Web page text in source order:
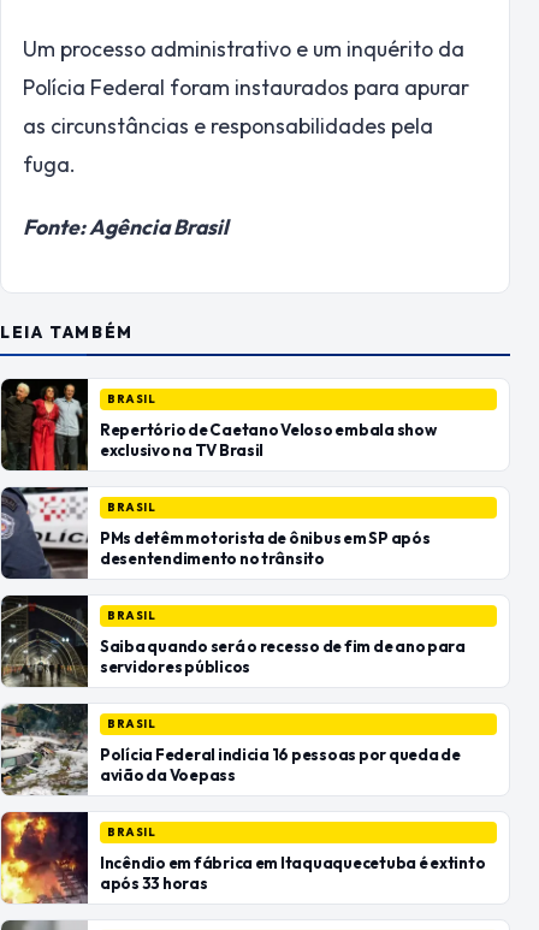
Um processo administrativo e um inquérito da
Polícia Federal foram instaurados para apurar
as circunstâncias e responsabilidades pela
fuga.
Fonte: Agência Brasil
LEIA TAMBÉM
BRASIL
Repertório de Caetano Veloso embala show
exclusivo na TV Brasil
BRASIL
PMs detêm motorista de ônibus em SP após
desentendimento no trânsito
BRASIL
Saiba quando será o recesso de fim de ano para
servidores públicos
BRASIL
Polícia Federal indicia 16 pessoas por queda de
avião da Voepass
BRASIL
Incêndio em fábrica em Itaquaquecetuba é extinto
após 33 horas